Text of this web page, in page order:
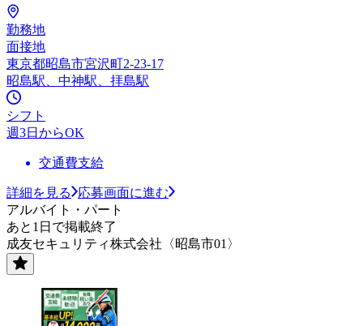
勤務地
面接地
東京都昭島市宮沢町2-23-17
昭島駅、中神駅、拝島駅
シフト
週3日からOK
交通費支給
詳細を見る
応募画面に進む
アルバイト・パート
あと1日で掲載終了
成友セキュリティ株式会社〈昭島市01〉